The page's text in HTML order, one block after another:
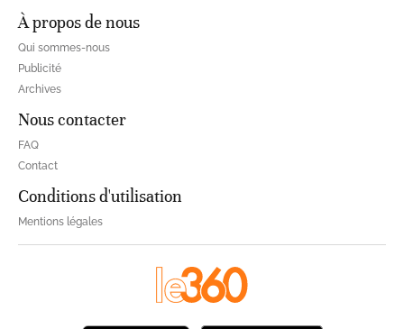
À propos de nous
Qui sommes-nous
Publicité
Archives
Nous contacter
FAQ
Contact
Conditions d'utilisation
Mentions légales